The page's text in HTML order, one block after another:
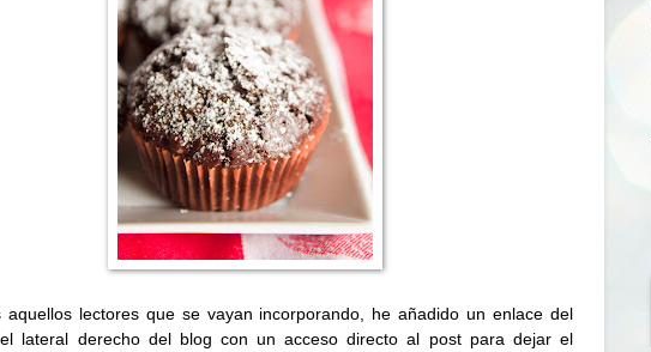
aquellos lectores que se vayan incorporando, he añadidoun enlace del
lateral derecho del blog con un acceso directo al post para dejar el